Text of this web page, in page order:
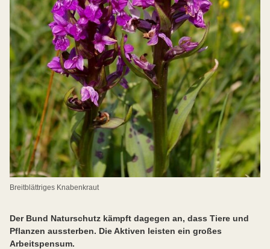
Breitblättriges Knabenkraut
Der Bund Naturschutz kämpft dagegen an, dass Tiere und
Pflanzen aussterben. Die Aktiven leisten ein großes
Arbeitspensum.